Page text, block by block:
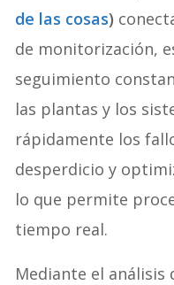
de las cosas)
de monitorización,
seguimiento
las plantas y los
rápidamente los
desperdicio y
lo que permite
tiempo real.
Mediante el